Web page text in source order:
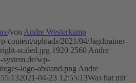
/von Andre Westerkamp
content/uploads/2021/04/Jagdtrainer-
scaled.jpg 1920 2560 Andre
system.de/wp-
logo-abstand.png Andre
2021-04-23 12:55:13Was hat mit